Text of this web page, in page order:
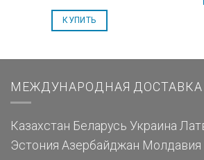
КУПИТЬ
МЕЖДУНАРОДНАЯ ДОСТАВКА
Казахстан Беларусь Украина
Эстония Азербайджан Молдавия